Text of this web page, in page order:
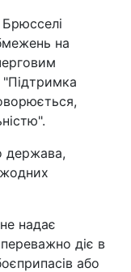
на
"Підтримка
держава,
надає
діє в
або